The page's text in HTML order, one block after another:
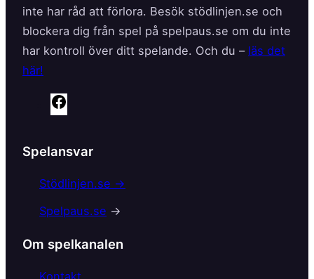
inte har råd att förlora. Besök stödlinjen.se och
blockera dig från spel på spelpaus.se om du inte
har kontroll över ditt spelande. Och du – läs det
här!
e
b
o
k
Spelansvar
Stödlinjen.se →
Spelpaus.se →
Om spelkanalen